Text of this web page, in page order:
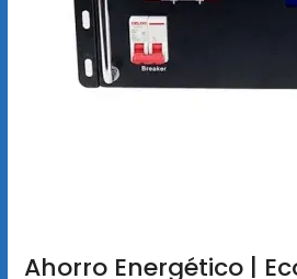
Ahorro Energético |